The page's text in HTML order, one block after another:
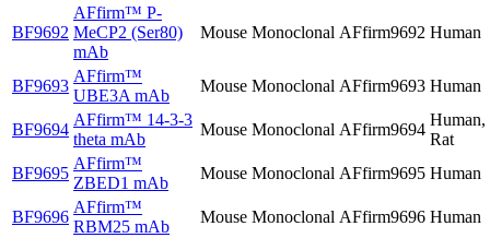
BF9692
AFfirm™ P-
MeCP2 (Ser80)
mAb
Mouse Monoclonal AFfirm9692 Human
BF9693
AFfirm™
UBE3A mAb
Mouse Monoclonal AFfirm9693 Human
BF9694
AFfirm™ 14-3-3
theta mAb
Mouse Monoclonal AFfirm9694
Human,
Rat
BF9695
AFfirm™
ZBED1 mAb
Mouse Monoclonal AFfirm9695 Human
BF9696
AFfirm™
RBM25 mAb
Mouse Monoclonal AFfirm9696 Human